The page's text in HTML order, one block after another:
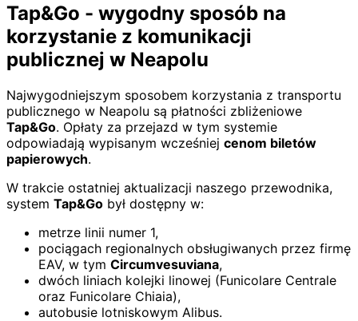
Tap&Go - wygodny sposób na
korzystanie z komunikacji
publicznej w Neapolu
Najwygodniejszym sposobem korzystania z transportu
publicznego w Neapolu są płatności zbliżeniowe
Tap&Go. Opłaty za przejazd w tym systemie
odpowiadają wypisanym wcześniej cenom biletów
papierowych.
W trakcie ostatniej aktualizacji naszego przewodnika,
system Tap&Go był dostępny w:
metrze linii numer 1,
pociągach regionalnych obsługiwanych przez firmę
EAV, w tym Circumvesuviana,
dwóch liniach kolejki linowej (Funicolare Centrale
oraz Funicolare Chiaia),
autobusie lotniskowym Alibus.